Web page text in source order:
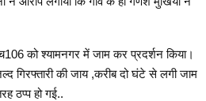
को श्यामनगर में जाम कर प्रदर्शन किया।
गिरफ्तारी की जाय ,करीब दो घंटे से लगी जाम
ठप्प हो गई..